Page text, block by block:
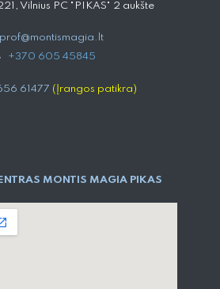
Vilnius PC "PIKAS" 2 aukšte
prof@montismagia.lt
+370 605 4584​5
61477 (Įrangos patikra)
MONTIS MAGIA PIKAS